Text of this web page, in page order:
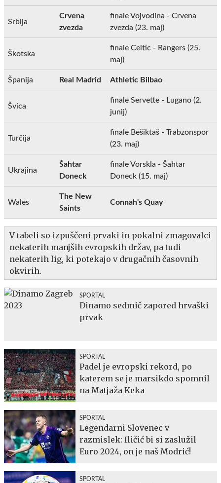
Srbija
Crvena
zvezda
finale Vojvodina - Crvena
zvezda (23. maj)
Škotska
finale Celtic - Rangers (25.
maj)
Španija Real Madrid Athletic Bilbao
Švica
finale Servette - Lugano (2.
junij)
Turčija
finale Bešiktaš - Trabzonspor
(23. maj)
Ukrajina
Šahtar
Doneck
finale Vorskla - Šahtar
Doneck (15. maj)
Wales
The New
Saints
Connah's Quay
V tabeli so izpuščeni prvaki in pokalni zmagovalci
nekaterih manjših evropskih držav, pa tudi
nekaterih lig, ki potekajo v drugačnih časovnih
okvirih.
SPORTAL
Dinamo sedmič zapored hrvaški
prvak
SPORTAL
Padel je evropski rekord, po
katerem se je marsikdo spomnil
na Matjaža Keka
SPORTAL
Legendarni Slovenec v
razmislek: Iličić bi si zaslužil
Euro 2024, on je naš Modrić!
SPORTAL